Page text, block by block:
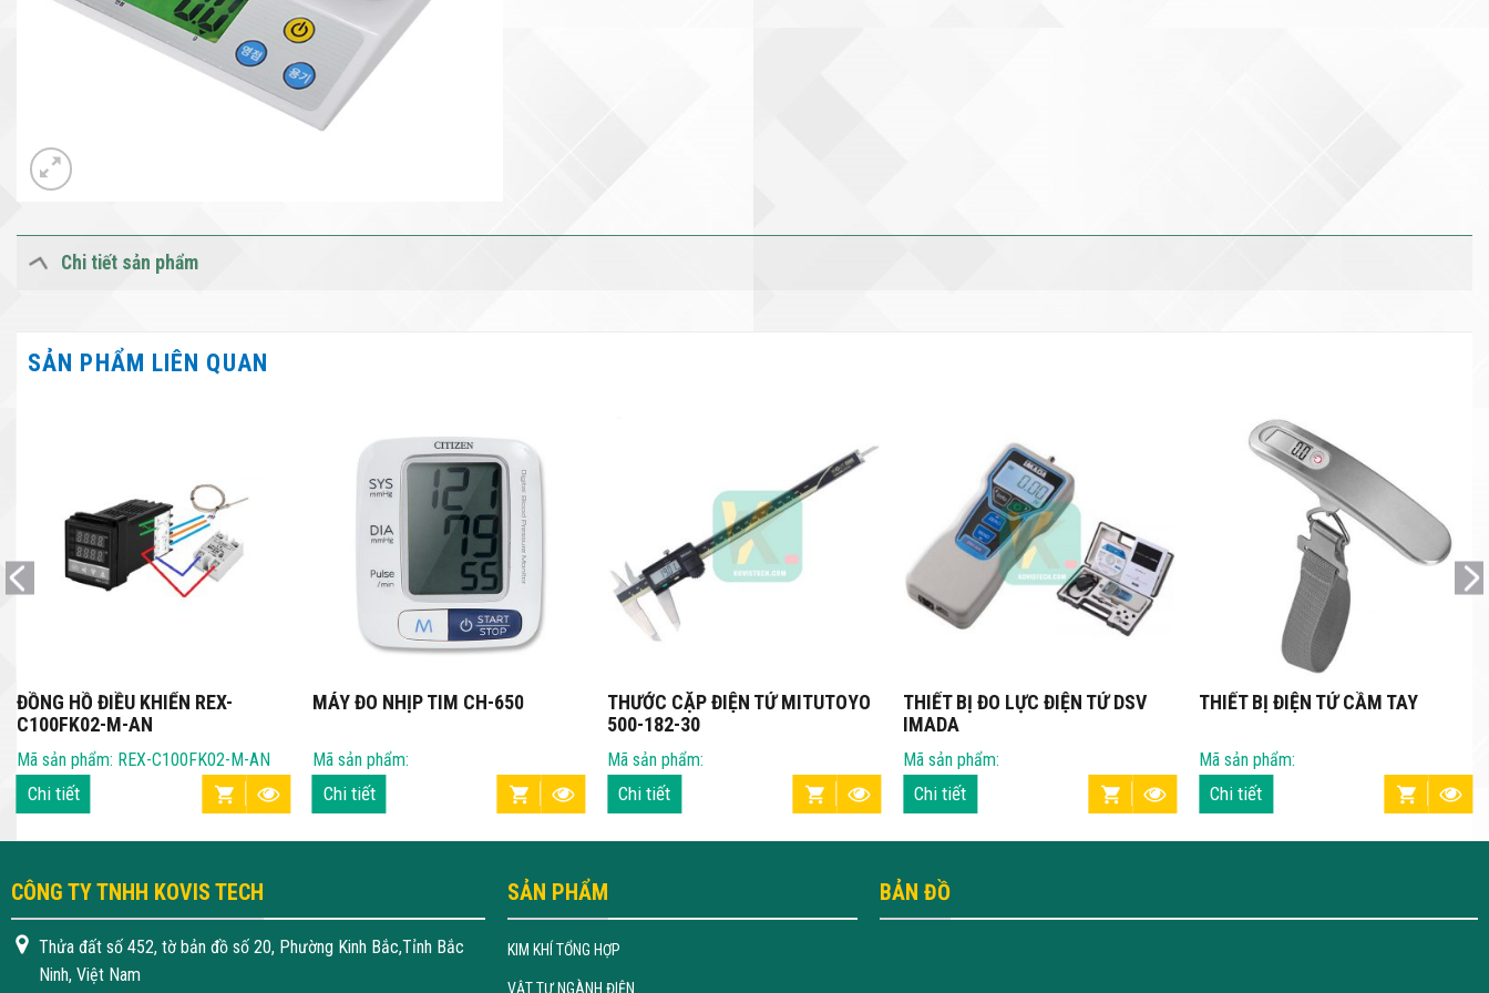
Chi tiết sản phẩm
SẢN PHẨM LIÊN QUAN
ĐỒNG HỒ ĐIỀU KHIỂN REX-
C100FK02-M-AN
Mã sản phẩm: REX-C100FK02-M-AN
Chi tiết
MÁY ĐO NHỊP TIM CH-650
Mã sản phẩm:
Chi tiết
THƯỚC CẶP ĐIỆN TỬ MITUTOYO
500-182-30
Mã sản phẩm:
Chi tiết
THIẾT BỊ ĐO LỰC ĐIỆN TỬ DSV
IMADA
Mã sản phẩm:
Chi tiết
THIẾT BỊ ĐIỆN TỬ CẦM TAY
Mã sản phẩm:
Chi tiết
CÔNG TY TNHH KOVIS TECH
Thửa đất số 452, tờ bản đồ số 20, Phường Kinh Bắc,Tỉnh Bắc
Ninh, Việt Nam
SẢN PHẨM
KIM KHÍ TỔNG HỢP
VẬT TƯ NGÀNH ĐIỆN
BẢN ĐỒ